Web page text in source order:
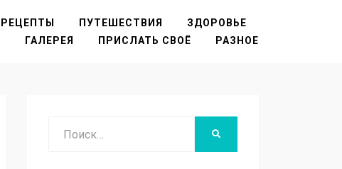
РЕЦЕПТЫ ПУТЕШЕСТВИЯ
ЗДОРОВЬЕ
ГАЛЕРЕЯ ПРИСЛАТЬ СВОЁ РАЗНОЕ